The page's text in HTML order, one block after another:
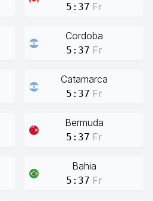
5:37 Fr
Cordoba
5:37 Fr
Catamarca
5:37 Fr
Bermuda
5:37 Fr
Bahia
5:37 Fr